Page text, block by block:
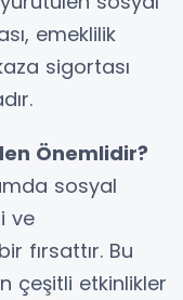
emeklilik
sigortası
Önemlidir?
sosyal
ve
fırsattır. Bu
çeşitli etkinlikler